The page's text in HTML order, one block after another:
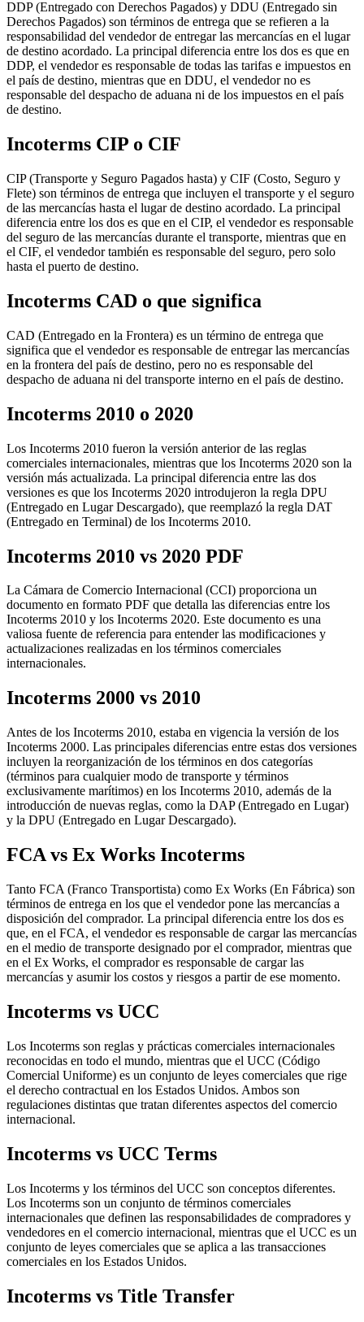
DDP (Entregado con Derechos Pagados) y DDU (Entregado sin
Derechos Pagados) son términos de entrega que se refieren a la
responsabilidad del vendedor de entregar las mercancías en el lugar
de destino acordado. La principal diferencia entre los dos es que en
DDP, el vendedor es responsable de todas las tarifas e impuestos en
el país de destino, mientras que en DDU, el vendedor no es
responsable del despacho de aduana ni de los impuestos en el país
de destino.
Incoterms CIP o CIF
CIP (Transporte y Seguro Pagados hasta) y CIF (Costo, Seguro y
Flete) son términos de entrega que incluyen el transporte y el seguro
de las mercancías hasta el lugar de destino acordado. La principal
diferencia entre los dos es que en el CIP, el vendedor es responsable
del seguro de las mercancías durante el transporte, mientras que en
el CIF, el vendedor también es responsable del seguro, pero solo
hasta el puerto de destino.
Incoterms CAD o que significa
CAD (Entregado en la Frontera) es un término de entrega que
significa que el vendedor es responsable de entregar las mercancías
en la frontera del país de destino, pero no es responsable del
despacho de aduana ni del transporte interno en el país de destino.
Incoterms 2010 o 2020
Los Incoterms 2010 fueron la versión anterior de las reglas
comerciales internacionales, mientras que los Incoterms 2020 son la
versión más actualizada. La principal diferencia entre las dos
versiones es que los Incoterms 2020 introdujeron la regla DPU
(Entregado en Lugar Descargado), que reemplazó la regla DAT
(Entregado en Terminal) de los Incoterms 2010.
Incoterms 2010 vs 2020 PDF
La Cámara de Comercio Internacional (CCI) proporciona un
documento en formato PDF que detalla las diferencias entre los
Incoterms 2010 y los Incoterms 2020. Este documento es una
valiosa fuente de referencia para entender las modificaciones y
actualizaciones realizadas en los términos comerciales
internacionales.
Incoterms 2000 vs 2010
Antes de los Incoterms 2010, estaba en vigencia la versión de los
Incoterms 2000. Las principales diferencias entre estas dos versiones
incluyen la reorganización de los términos en dos categorías
(términos para cualquier modo de transporte y términos
exclusivamente marítimos) en los Incoterms 2010, además de la
introducción de nuevas reglas, como la DAP (Entregado en Lugar)
y la DPU (Entregado en Lugar Descargado).
FCA vs Ex Works Incoterms
Tanto FCA (Franco Transportista) como Ex Works (En Fábrica) son
términos de entrega en los que el vendedor pone las mercancías a
disposición del comprador. La principal diferencia entre los dos es
que, en el FCA, el vendedor es responsable de cargar las mercancías
en el medio de transporte designado por el comprador, mientras que
en el Ex Works, el comprador es responsable de cargar las
mercancías y asumir los costos y riesgos a partir de ese momento.
Incoterms vs UCC
Los Incoterms son reglas y prácticas comerciales internacionales
reconocidas en todo el mundo, mientras que el UCC (Código
Comercial Uniforme) es un conjunto de leyes comerciales que rige
el derecho contractual en los Estados Unidos. Ambos son
regulaciones distintas que tratan diferentes aspectos del comercio
internacional.
Incoterms vs UCC Terms
Los Incoterms y los términos del UCC son conceptos diferentes.
Los Incoterms son un conjunto de términos comerciales
internacionales que definen las responsabilidades de compradores y
vendedores en el comercio internacional, mientras que el UCC es un
conjunto de leyes comerciales que se aplica a las transacciones
comerciales en los Estados Unidos.
Incoterms vs Title Transfer